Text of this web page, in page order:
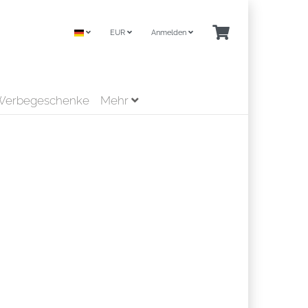
EUR Anmelden
Mehr